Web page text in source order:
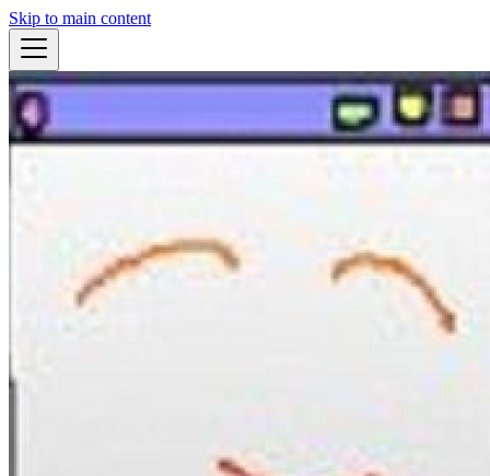
Skip to main content